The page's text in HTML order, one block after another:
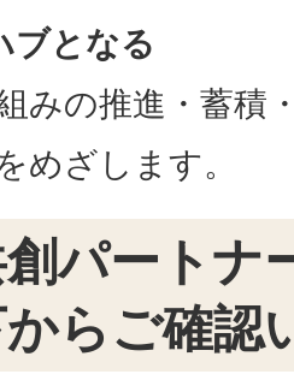
ブとなる
みの推進・蓄積
めざします。
パートナ
らご確認